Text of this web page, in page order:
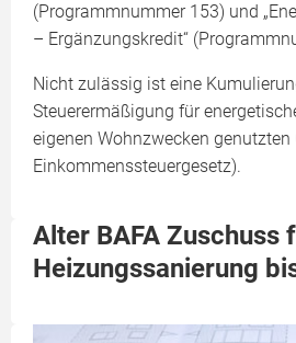
(Programmnummer 153) und
– Ergänzungskredit“
Nicht zulässig ist eine
Steuerermäßigung für
eigenen Wohnzwecken
Einkommenssteuergesetz).
Alter BAFA Zuschuss
Heizungssanierung